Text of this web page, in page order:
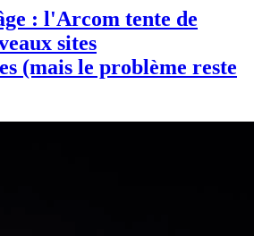
: l'Arcom tente de
sites
(mais le problème reste